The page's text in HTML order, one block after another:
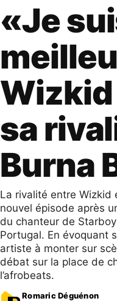
«Je
sa
Burna
La rivalité entre Wizkid
nouvel épisode après
du chanteur de
Portugal. En évoquant
artiste à monter sur
débat sur la place de
l’afrobeats.
Romaric Déguénon